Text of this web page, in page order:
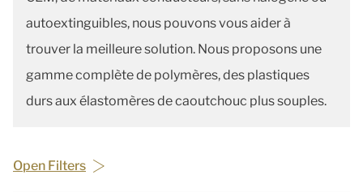
autoextinguibles, nous pouvons vous aider à
trouver la meilleure solution. Nous proposons une
gamme complète de polymères, des plastiques
durs aux élastomères de caoutchouc plus souples.
Open Filters